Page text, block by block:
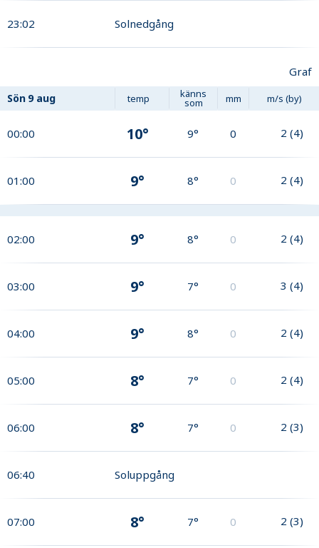
23:02 Solnedgång
Graf
Sön 9 aug temp känns
som mm m/s (by)
00:00 10° 9° 0 2 (4)
01:00 9° 8° 0 2 (4)
02:00 9° 8° 0 2 (4)
03:00 9° 7° 0 3 (4)
04:00 9° 8° 0 2 (4)
05:00 8° 7° 0 2 (4)
06:00 8° 7° 0 2 (3)
06:40 Soluppgång
07:00 8° 7° 0 2 (3)